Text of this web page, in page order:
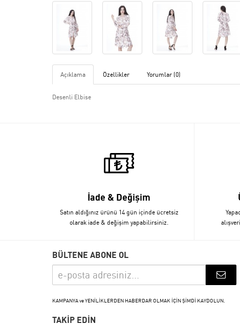
Açıklama Özellikler Yorumlar (0)
Desenli Elbise
İade & Değişim
Satın aldığınız ürünü 14 gün içinde ücretsiz
olarak iade & değişim yapabilirsiniz.
BÜLTENE ABONE OL
KAMPANYA ve YENİLİKLERDEN HABERDAR OLMAK İÇİN ŞİMDİ KAYDOLUN.
TAKİP EDİN